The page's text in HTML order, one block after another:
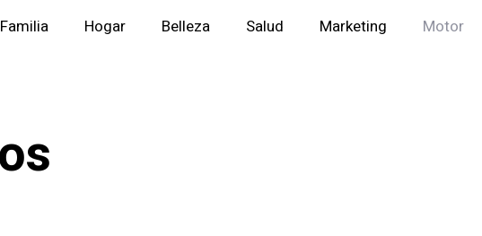
Familia Hogar Belleza Salud Marketing Motor